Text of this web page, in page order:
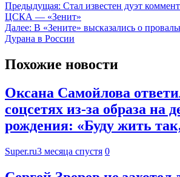
Предыдущая: Стал известен дуэт
ЦСКА — «Зенит»
Далее: В «Зените» высказались о
Дурана в России
Похожие новости
Оксана Самойлова
соцсетях из-за образа на
рождения: «Буду жить
Super.ru3 месяца спустя 0